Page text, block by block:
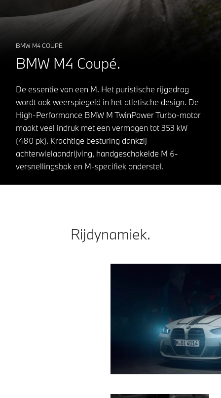
BMW M4 COUPÉ
BMW M4 Coupé.
De essentie van een M. Het puristische rijgedrag
wordt ook weerspiegeld in het atletische design. De
High-Performance BMW M TwinPower Turbo-motor
maakt veel indruk met een vermogen tot 353 kW
(480 pk). Krachtige besturing dankzij
achterwielaandrijving, handgeschakelde M 6-
versnellingsbak en M-specifiek onderstel.
Rijdynamiek.